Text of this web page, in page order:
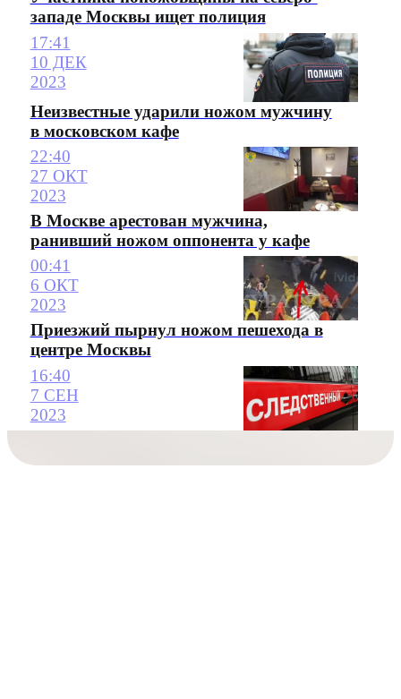
западе Москвы ищет полиция
17:41
10 ДЕК
2023
Неизвестные ударили ножом мужчину
в московском кафе
22:40
27 ОКТ
2023
В Москве арестован мужчина,
ранивший ножом оппонента у кафе
00:41
6 ОКТ
2023
Приезжий пырнул ножом пешехода в
центре Москвы
16:40
7 СЕН
2023